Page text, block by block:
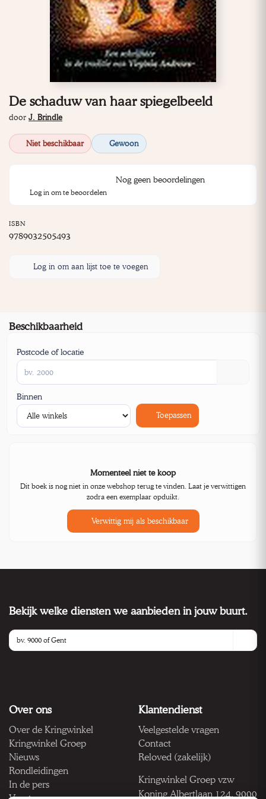
De schaduw van haar spiegelbeeld
door J. Brindle
Niet beschikbaar Gewoon
Nog geen beoordelingen
Log in om te beoordelen
ISBN
9789032505493
Log in om aan lijst toe te voegen
Beschikbaarheid
Postcode of locatie
Binnen
Toepassen
Momenteel niet te koop
Dit boek is nog niet in onze webshop terug te vinden. Laat je verwittigen
zodra een exemplaar opduikt.
Verwittig mij als beschikbaar
Bekijk welke diensten we aanbieden in jouw buurt.
Over ons
Over de Kringwinkel
Kringwinkel Groep
Nieuws
Rondleidingen
In de pers
Klantendienst
Veelgestelde vragen
Contact
Reloved (zakelijk)
Kringwinkel Groep vzw
Koning Albertlaan 124, 9000